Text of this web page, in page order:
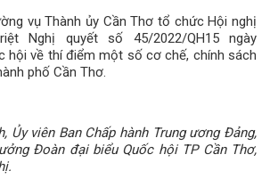
vụ Thành ủy Cần Thơ tổ chức Hội nghị
Nghị quyết số 45/2022/QH15 ngày
hội về thí điểm một số cơ chế, chính sách
phố Cần Thơ.
Ủy viên Ban Chấp hành Trung ương Đảng,
Đoàn đại biểu Quốc hội TP Cần Thơ,